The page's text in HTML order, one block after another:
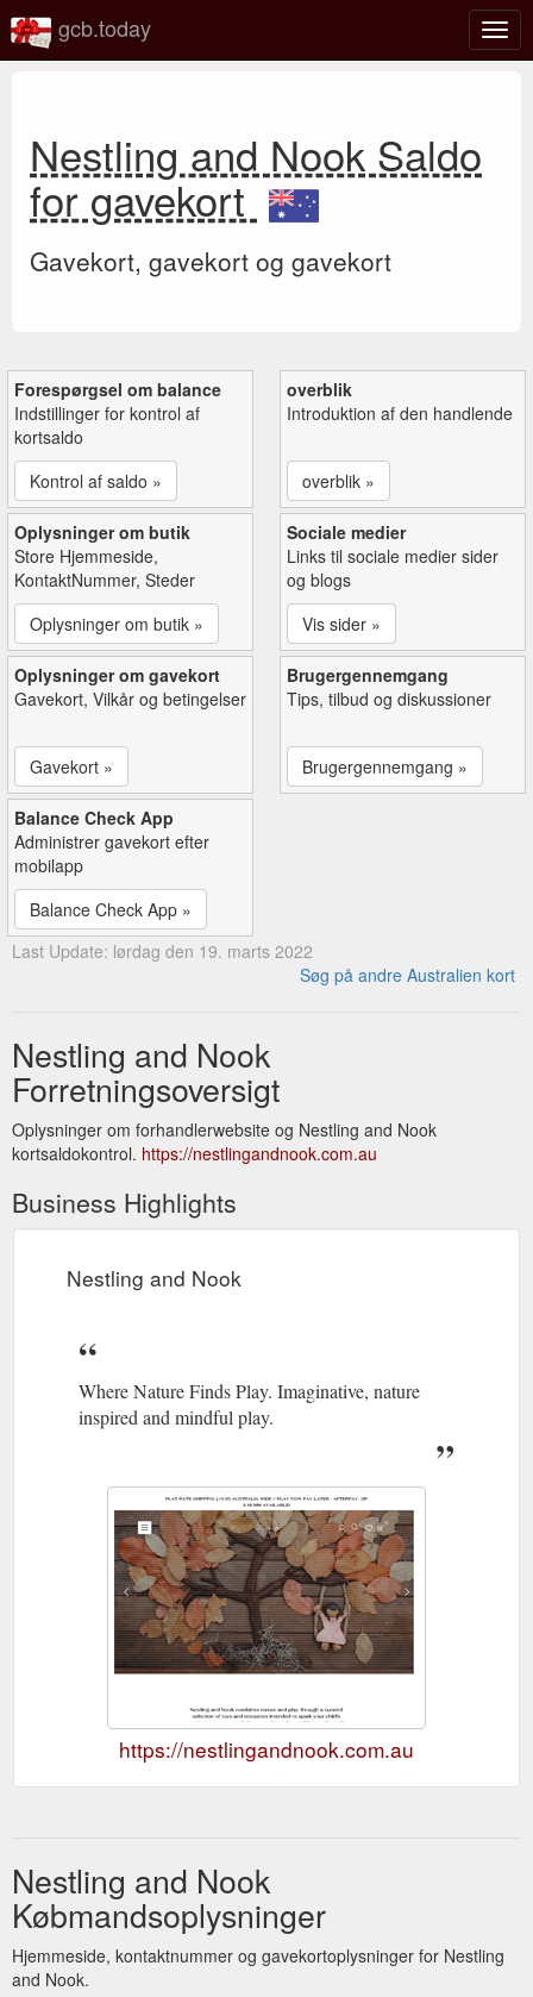
Slå
gcb.today
Nestling and Nook Saldo
for gavekort
Gavekort, gavekort og gavekort
Forespørgsel om balance
Indstillinger for kontrol af
kortsaldo
Kontrol af saldo »
overblik
Introduktion af den handlende
overblik »
Oplysninger om butik
Store Hjemmeside,
KontaktNummer, Steder
Oplysninger om butik »
Sociale medier
Links til sociale medier sider
og blogs
Vis sider »
Oplysninger om gavekort
Gavekort, Vilkår og betingelser
Gavekort »
Brugergennemgang
Tips, tilbud og diskussioner
Brugergennemgang »
Balance Check App
Administrer gavekort efter
mobilapp
Balance Check App »
Last Update: lørdag den 19. marts 2022
Søg på andre Australien kort
Nestling and Nook
Forretningsoversigt
Oplysninger om forhandlerwebsite og Nestling and Nook
kortsaldokontrol. https://nestlingandnook.com.au
Business Highlights
Nestling and Nook
Where Nature Finds Play. Imaginative, nature
inspired and mindful play.
https://nestlingandnook.com.au
Nestling and Nook
Købmandsoplysninger
Hjemmeside, kontaktnummer og gavekortoplysninger for Nestling
and Nook.